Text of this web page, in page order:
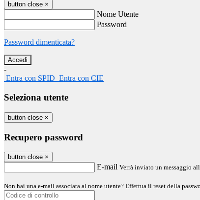
button close ×
Nome Utente
Password
Password dimenticata?
-
Entra con SPID Entra con CIE
Seleziona utente
button close ×
Recupero password
button close ×
E-mail Verrà inviato un messaggio
Non hai una e-mail associata al nome utente? Effettua il reset della